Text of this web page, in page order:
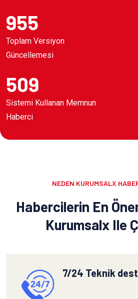
955
Toplam Versiyon
Güncellemesi
509
Sistemi Kullanan Memnun
Haberci
NEDEN KURUMSALX
Habercilerin En
Kurumsalx Ile
7/24 Teknik